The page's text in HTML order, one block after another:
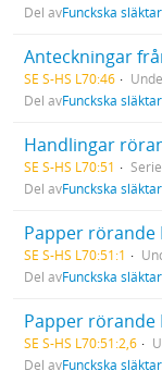
Del avFunckska
SE S-HS L70:46
Del avFunckska
SE S-HS L70:51
Serie
Del avFunckska
SE S-HS L70:51:1
Del avFunckska
SE S-HS L70:51:2,6
Del avFunckska